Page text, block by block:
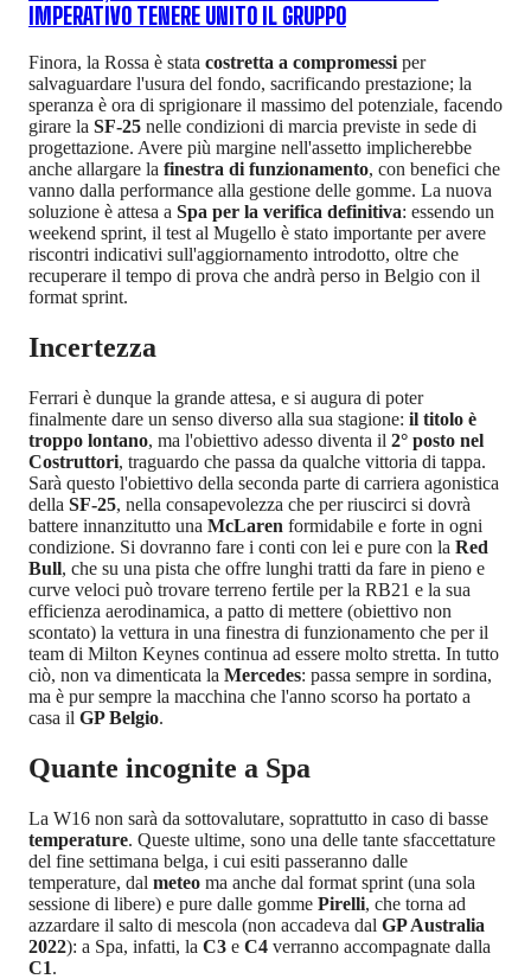
IMPERATIVO TENERE UNITO IL GRUPPO
Finora, la Rossa è stata costretta a compromessi per
salvaguardare l'usura del fondo, sacrificando prestazione; la
speranza è ora di sprigionare il massimo del potenziale, facendo
girare la SF-25 nelle condizioni di marcia previste in sede di
progettazione. Avere più margine nell'assetto implicherebbe
anche allargare la finestra di funzionamento, con benefici che
vanno dalla performance alla gestione delle gomme. La nuova
soluzione è attesa a Spa per la verifica definitiva: essendo un
weekend sprint, il test al Mugello è stato importante per avere
riscontri indicativi sull'aggiornamento introdotto, oltre che
recuperare il tempo di prova che andrà perso in Belgio con il
format sprint.
Incertezza
Ferrari è dunque la grande attesa, e si augura di poter
finalmente dare un senso diverso alla sua stagione: il titolo è
troppo lontano, ma l'obiettivo adesso diventa il 2° posto nel
Costruttori, traguardo che passa da qualche vittoria di tappa.
Sarà questo l'obiettivo della seconda parte di carriera agonistica
della SF-25, nella consapevolezza che per riuscirci si dovrà
battere innanzitutto una McLaren formidabile e forte in ogni
condizione. Si dovranno fare i conti con lei e pure con la Red
Bull, che su una pista che offre lunghi tratti da fare in pieno e
curve veloci può trovare terreno fertile per la RB21 e la sua
efficienza aerodinamica, a patto di mettere (obiettivo non
scontato) la vettura in una finestra di funzionamento che per il
team di Milton Keynes continua ad essere molto stretta. In tutto
ciò, non va dimenticata la Mercedes: passa sempre in sordina,
ma è pur sempre la macchina che l'anno scorso ha portato a
casa il GP Belgio.
Quante incognite a Spa
La W16 non sarà da sottovalutare, soprattutto in caso di basse
temperature. Queste ultime, sono una delle tante sfaccettature
del fine settimana belga, i cui esiti passeranno dalle
temperature, dal meteo ma anche dal format sprint (una sola
sessione di libere) e pure dalle gomme Pirelli, che torna ad
azzardare il salto di mescola (non accadeva dal GP Australia
2022): a Spa, infatti, la C3 e C4 verranno accompagnate dalla
C1.